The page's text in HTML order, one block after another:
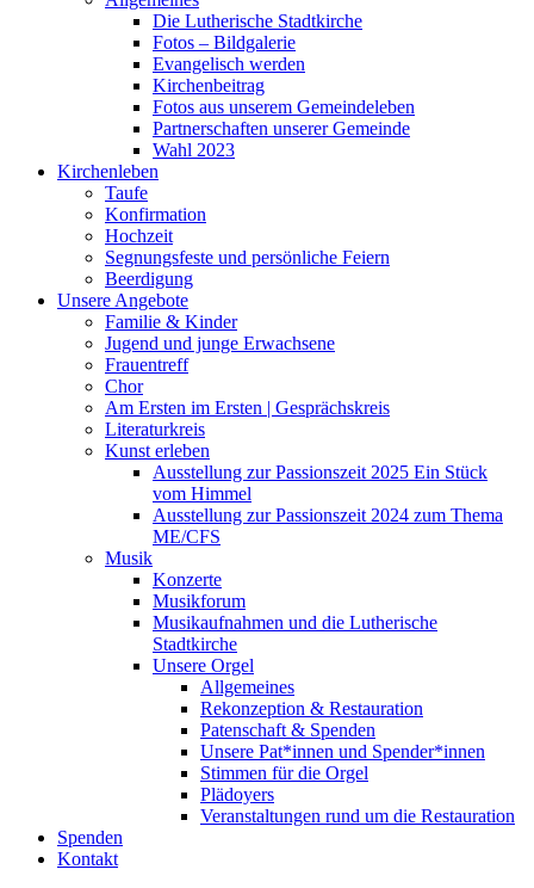
Die Lutherische Stadtkirche
Fotos – Bildgalerie
Evangelisch werden
Kirchenbeitrag
Fotos aus unserem Gemeindeleben
Partnerschaften unserer Gemeinde
Wahl 2023
Kirchenleben
Taufe
Konfirmation
Hochzeit
Segnungsfeste und persönliche Feiern
Beerdigung
Unsere Angebote
Familie & Kinder
Jugend und junge Erwachsene
Frauentreff
Chor
Am Ersten im Ersten | Gesprächskreis
Literaturkreis
Kunst erleben
Ausstellung zur Passionszeit 2025 Ein Stück
vom Himmel
Ausstellung zur Passionszeit 2024 zum Thema
ME/CFS
Musik
Konzerte
Musikforum
Musikaufnahmen und die Lutherische
Stadtkirche
Unsere Orgel
Allgemeines
Rekonzeption & Restauration
Patenschaft & Spenden
Unsere Pat*innen und Spender*innen
Stimmen für die Orgel
Plädoyers
Veranstaltungen rund um die Restauration
Spenden
Kontakt